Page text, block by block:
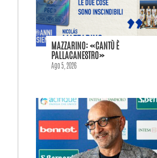
MAZZARINO: «CANTÙ È
PALLACANESTRO»
Ago 5, 2026